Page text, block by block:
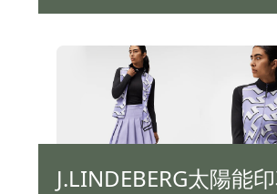
J.LINDEBERG太陽能